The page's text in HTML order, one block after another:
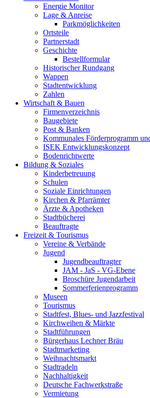
Energie Monitor
Lage & Anreise
Parkmöglichkeiten
Ortsteile
Partnerstadt
Geschichte
Bestellformular
Historischer Rundgang
Wappen
Stadtentwicklung
Zahlen
Wirtschaft & Bauen
Firmenverzeichnis
Baugebiete
Post & Banken
Kommunales Förderprogramm
ISEK Entwicklungskonzept
Bodenrichtwerte
Bildung & Soziales
Kinderbetreuung
Schulen
Soziale Einrichtungen
Kirchen & Pfarrämter
Ärzte & Apotheken
Stadtbücherei
Beauftragte
Freizeit & Tourismus
Vereine & Verbände
Jugend
Jugendbeauftragter
JAM - JaS - VG-Ebene
Broschüre Jugendarbeit
Sommerferienprogramm
Museen
Tourismus
Stadtfest, Blues- und Jazzfestival
Kirchweihen & Märkte
Stadtführungen
Bürgerhaus Lechner Bräu
Stadtmarketing
Weihnachtsmarkt
Stadtradeln
Nachhaltigkeit
Deutsche Fachwerkstraße
Vermietung